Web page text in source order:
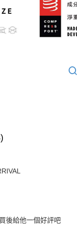
後給他一個好評吧